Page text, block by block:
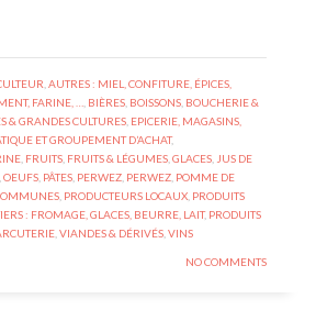
AUTRES : MIEL, CONFITURE, ÉPICES,
FARINE, …
BIÈRES BOISSONS BOUCHERIE &
& GRANDES CULTURES EPICERIE, MAGASINS,
ET GROUPEMENT D’ACHAT,
FRUITS FRUITS & LÉGUMES GLACES JUS DE
OEUFS PÂTES PERWEZ PERWEZ POMME DE
PRODUCTEURS LOCAUX PRODUITS
: FROMAGE, GLACES, BEURRE, LAIT, PRODUITS
VIANDES & DÉRIVÉS VINS
NO COMMENTS